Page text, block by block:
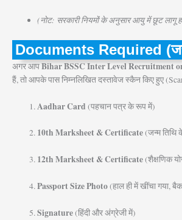
(नोट: सरकारी नियमों के अनुसार आयु में छूट लागू
Documents Required
अगर आपBihar BSSC Inter Level Recruitment
हैं, तो आपके पास निम्नलिखित दस्तावेज स्कैन किए हुए
Aadhar Card (पहचान पत्र के रूप में)
10th Marksheet & Certificate(जन्म तिथि
12th Marksheet & Certificate(शैक्षणिक
Passport Size Photo(हाल ही में खींचा गया,
Signature(हिंदी और अंग्रेजी में)